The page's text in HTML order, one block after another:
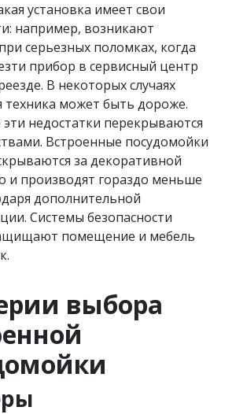
установка имеет свои
например, возникают
серьезных поломках, когда
прибор в сервисный центр
В некоторых случаях
техника может быть дороже.
недостатки перекрываются
Встроенные посудомойки
за декоративной
и производят гораздо меньше
дополнительной
Системы безопасности
помещение и мебель
выбора